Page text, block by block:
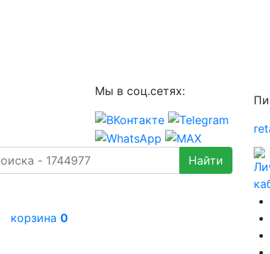
Мы в соц.сетях:
корзина 0